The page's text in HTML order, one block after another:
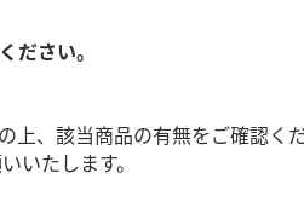
ださい。
上、該当商品の有無をご確認く
いたします。